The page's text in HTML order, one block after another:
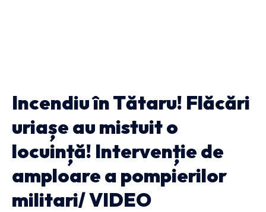
Incendiu în Tătaru! Flăcări
uriașe au mistuit o
locuință! Intervenție de
amploare a pompierilor
militari/ VIDEO